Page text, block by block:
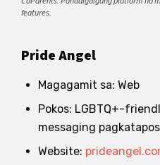
features.
Pride Angel
Magagamit sa: Web
Pokos: LGBTQ+-
messaging
Website: